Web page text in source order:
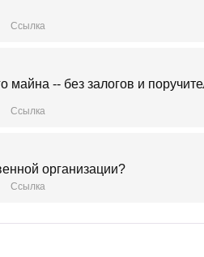
Ссылка
майна -- без залогов и
Ссылка
организации?
Ссылка